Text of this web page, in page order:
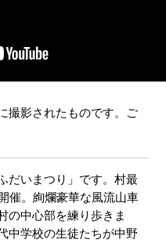
撮影されたものです。ご
だいまつり」です。村最
催。絢爛豪華な風流山車
の中心部を練り歩きま
中学校の生徒たちが中野